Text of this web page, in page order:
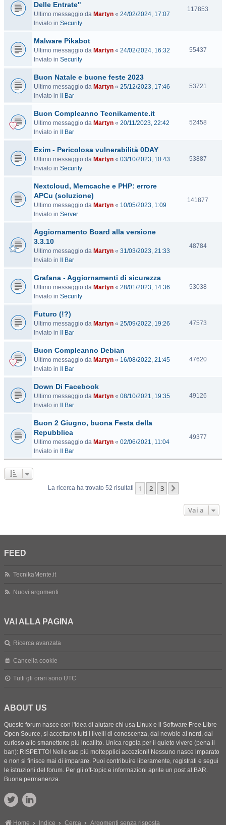
Delle Entrate"
Ultimo messaggio da Martyn « 24/02/2024, 17:07
Inviato in Security
117853
Malware Pikabot
Ultimo messaggio da Martyn « 24/02/2024, 16:32
Inviato in Security
55437V
Buon Natale e buone feste 2023
Ultimo messaggio da Martyn « 25/12/2023, 17:46
Inviato in
Il Bar
53721
t
Buon Compleanno Tecnikamente.it
Ultimo messaggio da Martyn « 20/11/2023, 22:42
Inviato in
Il Bar
52458V
t
Exim - Pericolosa vulnerabilità 0DAY
Ultimo messaggio da Martyn « 03/10/2023, 10:43
Inviato in Security
53887V
e
Nextcloud, Memcache e PHP: errore
APCu (soluzione)
Ultimo messaggio da Martyn « 10/05/2023, 1:09
Inviato in Server
141877
Aggiornamento Board alla versione
3.3.10
Ultimo messaggio da Martyn « 31/03/2023, 21:33
Inviato in
Il Bar
48784V
e
Grafana - Aggiornamenti di sicurezza
Ultimo messaggio da Martyn « 28/01/2023, 14:36
Inviato in Security
53038V
t
Futuro (!?)
Ultimo messaggio da Martyn « 25/09/2022, 19:26
Inviato in
Il Bar
47573V
t
Buon Compleanno Debian
Ultimo messaggio da Martyn « 16/08/2022, 21:45
Inviato in
Il Bar
47620V
t
Down Di Facebook
Ultimo messaggio da Martyn « 08/10/2021, 19:35
Inviato in
Il Bar
49126V
Buon 2 Giugno, buona Festa della
Repubblica
Ultimo messaggio da Martyn « 02/06/2021, 11:04
Inviato in
Il Bar
49377V
La ricerca ha trovato 52 risultati
1 2 3
Vai a
FEED
TecnikaMente.it
Nuovi argomenti
VAI ALLA PAGINA
Ricerca avanzata
Cancella cookie
Tutti gli orari sono UTC
ABOUT US
Questo forum nasce con l'idea di aiutare chi usa Linux e il Software Free Libre
Open Source, si accettano tutti i livelli di conoscenza, dal newbie al nerd, dal
curioso allo smanettone più incallito. Unica regola per il quieto vivere (pena il
ban): RISPETTO! Nelle sue più moltepplici accezioni! Nessuno nasce imparato
e non si finisce mai di imparare. Puoi contribuire liberamente, registrati e segui
le istruzioni del forum. Per gli off-topic e informazioni aprite un post al BAR.
Buona permanenza.
Home Indice Cerca Argomenti senza risposta